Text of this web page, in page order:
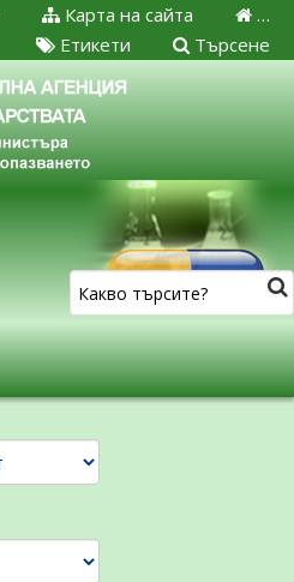
…
Карта на сайта
Търсене
Етикети